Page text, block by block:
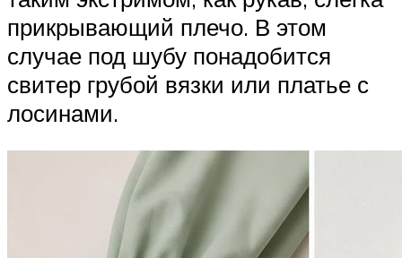
прикрывающий плечо. В этом
случае под шубу понадобится
свитер грубой вязки или платье с
лосинами.